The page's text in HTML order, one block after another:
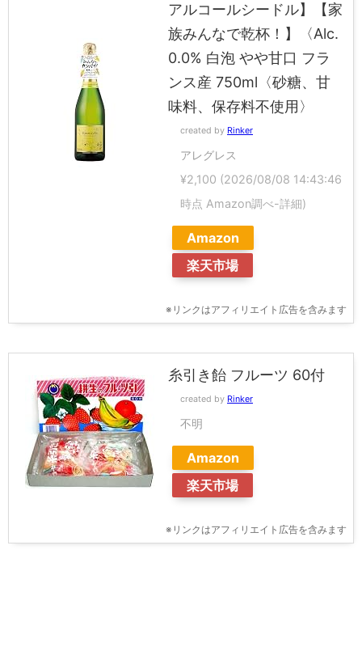
アルコールシードル】【家
族みんなで乾杯！】〈Alc.
0.0% 白泡 やや甘口 フラ
ンス産 750ml〈砂糖、甘
味料、保存料不使用〉
created by Rinker
アレグレス
¥2,100 (2026/08/08 14:43:46
時点 Amazon調べ-詳細)
Amazon
楽天市場
※リンクはアフィリエイト広告を含みます
糸引き飴 フルーツ 60付
created by Rinker
不明
Amazon
楽天市場
※リンクはアフィリエイト広告を含みます